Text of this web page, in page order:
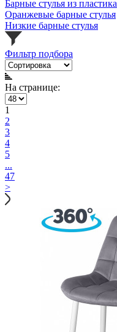
Барные стулья из пластика
Оранжевые барные стулья
Низкие барные стулья
Фильтр подбора
На странице:
1
2
3
4
5
...
47
>